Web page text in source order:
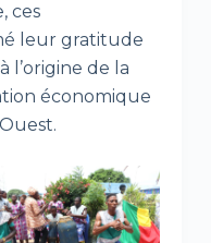
ces
leur gratitude
l’origine de la
économique